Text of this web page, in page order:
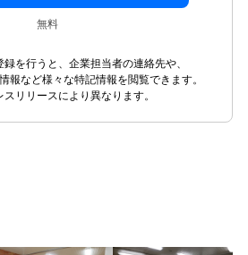
無料
録を行うと、企業担当者の連絡先や、
報など様々な特記情報を閲覧できます。
リリースにより異なります。